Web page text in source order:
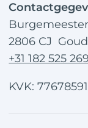
2806 CJ
+31 182 525 269
KVK: 77678591